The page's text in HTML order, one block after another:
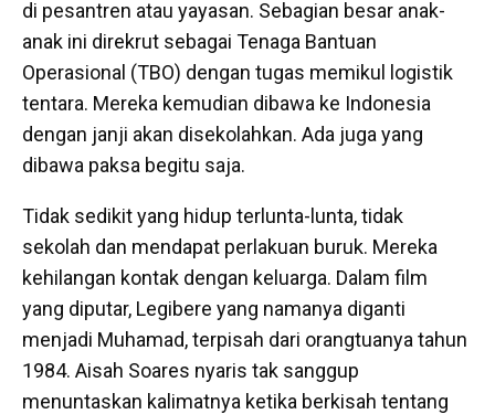
di pesantren atau yayasan. Sebagian besar anak-
anak ini direkrut sebagai Tenaga Bantuan
Operasional (TBO) dengan tugas memikul logistik
tentara. Mereka kemudian dibawa ke Indonesia
dengan janji akan disekolahkan. Ada juga yang
dibawa paksa begitu saja.
Tidak sedikit yang hidup terlunta-lunta, tidak
sekolah dan mendapat perlakuan buruk. Mereka
kehilangan kontak dengan keluarga. Dalam film
yang diputar, Legibere yang namanya diganti
menjadi Muhamad, terpisah dari orangtuanya tahun
1984. Aisah Soares nyaris tak sanggup
menuntaskan kalimatnya ketika berkisah tentang